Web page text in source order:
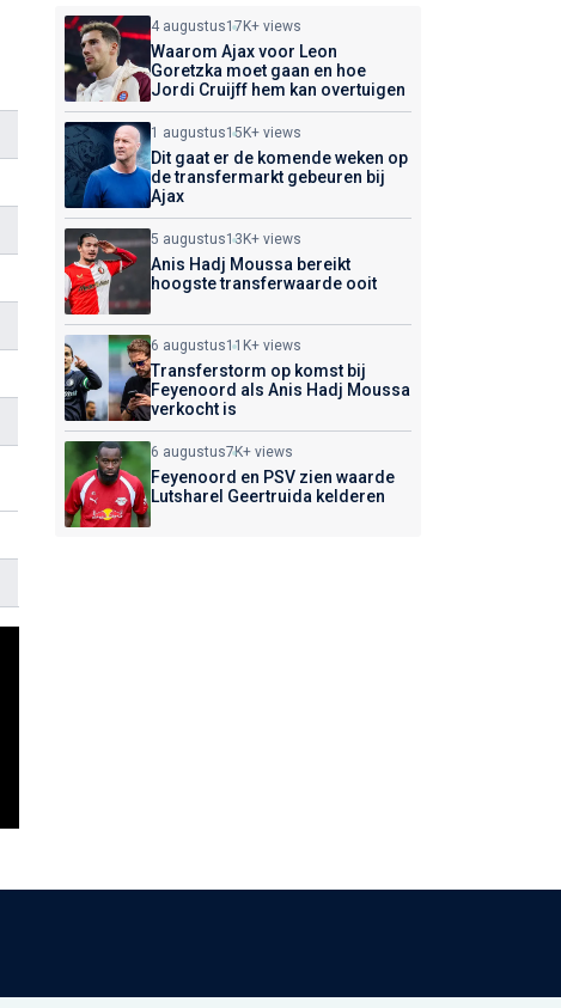
4 augustus17K+ views
Waarom Ajax voor Leon
Goretzka moet gaan en hoe
Jordi Cruijff hem kan overtuigen
1 augustus15K+ views
Dit gaat er de komende weken op
de transfermarkt gebeuren bij
Ajax
5 augustus13K+ views
Anis Hadj Moussa bereikt
hoogste transferwaarde ooit
6 augustus11K+ views
Transferstorm op komst bij
Feyenoord als Anis Hadj Moussa
verkocht is
6 augustus7K+ views
Feyenoord en PSV zien waarde
Lutsharel Geertruida kelderen